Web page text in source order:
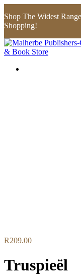
Shop The Widest
Shopping!
R209.00
Truspieël